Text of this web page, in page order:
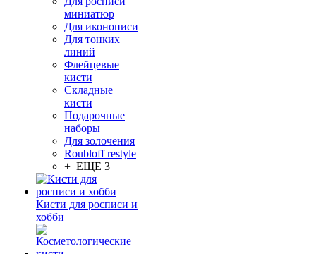
миниатюр
Для иконописи
Для тонких
линий
Флейцевые
кисти
Складные
кисти
Подарочные
наборы
Для золочения
Roubloff restyle
+ ЕЩЕ 3
Кисти для росписи и
хобби